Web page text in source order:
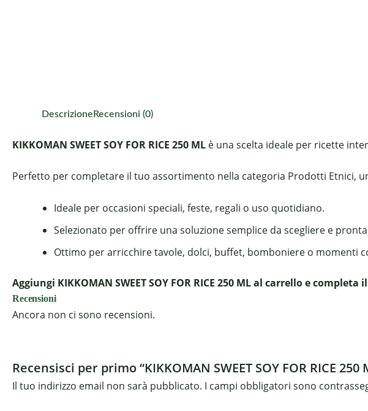
DescrizioneRecensioni (0)
KIKKOMAN SWEET SOY FOR RICE 250 ML è una scelta ideale per ricette
Perfetto per completare il tuo assortimento nella categoria Prodotti Etnici,
Ideale per occasioni speciali, feste, regali o uso quotidiano.
Selezionato per offrire una soluzione semplice da scegliere e
Ottimo per arricchire tavole, dolci, buffet, bomboniere o momenti
Aggiungi KIKKOMAN SWEET SOY FOR RICE 250 ML al carrello e
Recensioni
Ancora non ci sono recensioni.
Recensisci per primo “KIKKOMAN SWEET SOY FOR RICE 250
Il tuo indirizzo email non sarà pubblicato. I campi obbligatori sono